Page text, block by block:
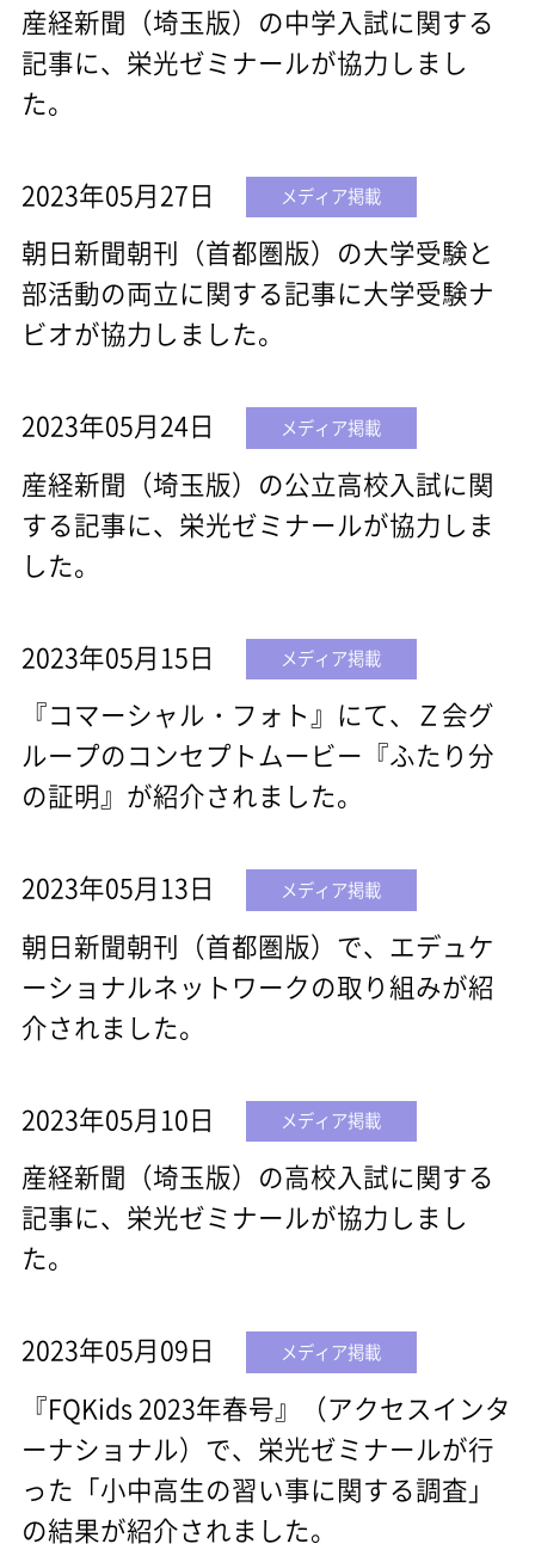
産経新聞（埼玉版）の中学入試に関する
記事に、栄光ゼミナールが協力しまし
た。
2023年05月27日 メディア掲載
朝日新聞朝刊（首都圏版）の大学受験と
部活動の両立に関する記事に大学受験ナ
ビオが協力しました。
2023年05月24日 メディア掲載
産経新聞（埼玉版）の公立高校入試に関
する記事に、栄光ゼミナールが協力しま
した。
2023年05月15日 メディア掲載
『コマーシャル・フォト』にて、Ｚ会グ
ループのコンセプトムービー『ふたり分
の証明』が紹介されました。
2023年05月13日 メディア掲載
朝日新聞朝刊（首都圏版）で、エデュケ
ーショナルネットワークの取り組みが紹
介されました。
2023年05月10日 メディア掲載
産経新聞（埼玉版）の高校入試に関する
記事に、栄光ゼミナールが協力しまし
た。
2023年05月09日 メディア掲載
『FQKids 2023年春号』（アクセスインタ
ーナショナル）で、栄光ゼミナールが行
った「小中高生の習い事に関する調査」
の結果が紹介されました。